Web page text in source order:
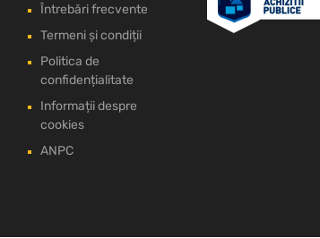
Întrebări frecvente
Termeni și condiții
Politica de
confidențialitate
Informații despre
cookies
ANPC